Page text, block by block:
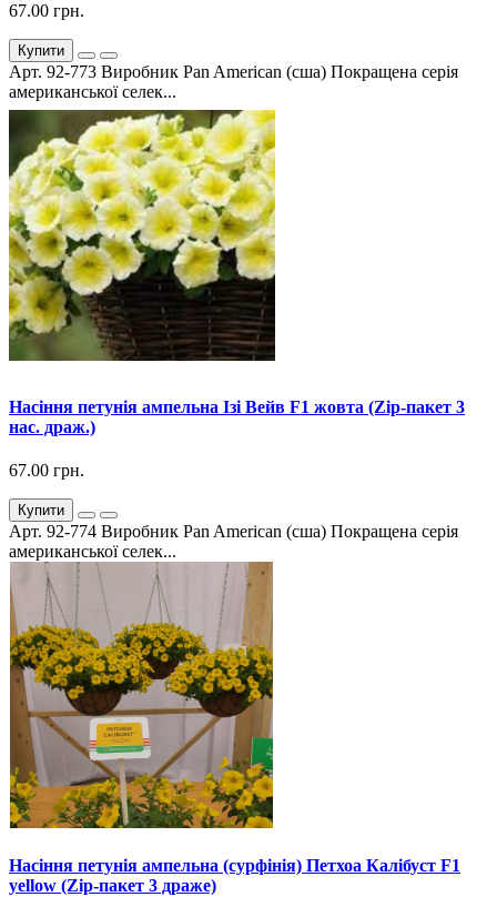
67.00 грн.
Купити
Арт. 92-773 Виробник Pan American (сша) Покращена серія
американської селек...
Насіння петунія ампельна Ізі Вейв F1 жовта (Zip-пакет 3
нас. драж.)
67.00 грн.
Купити
Арт. 92-774 Виробник Pan American (сша) Покращена серія
американської селек...
Насіння петунія ампельна (сурфінія) Петхоа Калібуст F1
yellow (Zip-пакет 3 драже)